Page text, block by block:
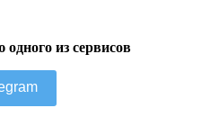
из сервисов